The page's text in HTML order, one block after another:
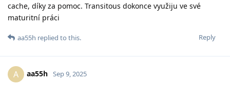
cache, díky za pomoc. Transitous dokonce využiju ve své
maturitní práci
Reply
aa55h replied to this.
A aa55h Sep 9, 2025